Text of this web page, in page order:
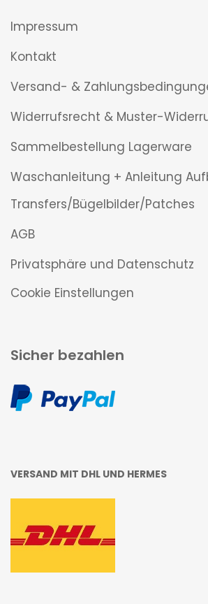
Impressum
Kontakt
Versand- &
Widerrufsrecht & Muster-
Sammelbestellung Lagerware
Waschanleitung + Anleitung
Transfers/Bügelbilder/Patches
AGB
Privatsphäre und Datenschutz
Cookie Einstellungen
Sicher bezahlen
VERSAND MIT DHL UND HERMES